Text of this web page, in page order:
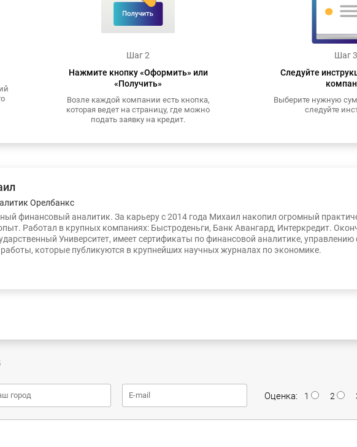
Шаг 2
Нажмите кнопку «Оформить» или
«Получить»
Возле каждой компании есть кнопка,
которая ведет на страницу, где можно
подать заявку на кредит.
Шаг 3
Следуйте
Выберите нужную
следуйте
Орелбанкс
финансовый аналитик. За карьеру с 2014 года Михаил накопил огромный
Работал в крупных компаниях: Быстроденьги, Банк Авангард, Интеркредит.
Университет, имеет сертификаты по финансовой аналитике, управлению
которые публикуются в крупнейших научных журналах по экономике.
Оценка: 1 2